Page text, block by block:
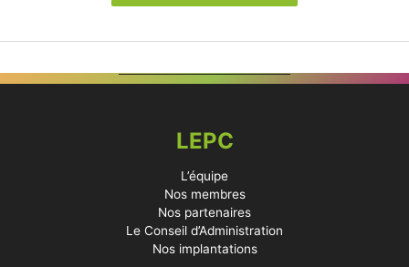
LEPC
L’équipe
Nos membres
Nos partenaires
Le Conseil d’Administration
Nos implantations